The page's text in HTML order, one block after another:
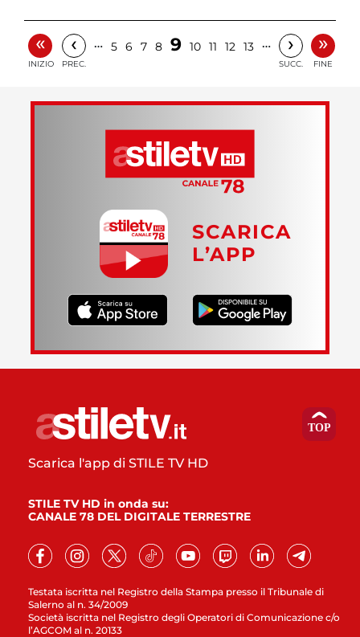
«
INIZIO
‹
PREC.
… 5 6 7 8 9 10 11 12 13 … ›
SUCC.
»
FINE
SCARICA
L’APP
Testata iscritta nel Registro della Stampa presso il Tribunale di
Salerno al n. 34/2009
Società iscritta nel Registro degli Operatori di Comunicazione c/o
l’AGCOM al n. 20133
Scarica l'app di STILE TV HD
STILE TV HD in onda su:
CANALE 78 DEL DIGITALE TERRESTRE